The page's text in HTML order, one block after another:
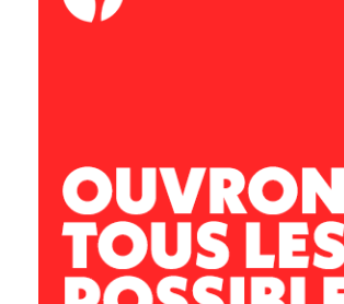
04 68 41 43 04 / 06 73 84 52 18